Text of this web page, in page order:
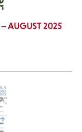
AUGUST 2025